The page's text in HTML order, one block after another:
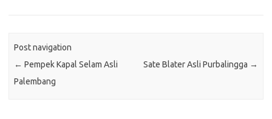
Post navigation
← Pempek Kapal Selam Asli
Palembang
Sate Blater Asli Purbalingga →